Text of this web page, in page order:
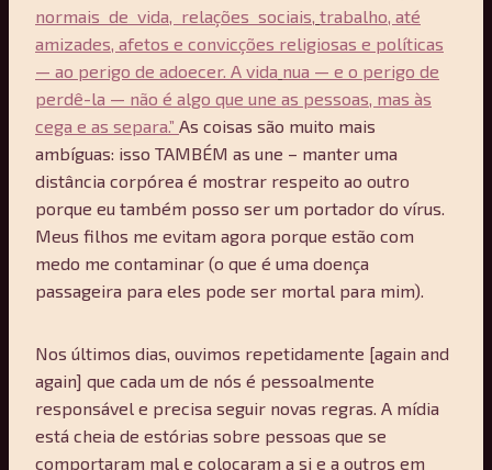
normais de vida, relações sociais, trabalho, até
amizades, afetos e convicções religiosas e políticas
— ao perigo de adoecer. A vida nua — e o perigo de
perdê-la — não é algo que une as pessoas, mas às
cega e as separa.” As coisas são muito mais
ambíguas: isso TAMBÉM as une – manter uma
distância corpórea é mostrar respeito ao outro
porque eu também posso ser um portador do vírus.
Meus filhos me evitam agora porque estão com
medo me contaminar (o que é uma doença
passageira para eles pode ser mortal para mim).
Nos últimos dias, ouvimos repetidamente [again and
again] que cada um de nós é pessoalmente
responsável e precisa seguir novas regras. A mídia
está cheia de estórias sobre pessoas que se
comportaram mal e colocaram a si e a outros em